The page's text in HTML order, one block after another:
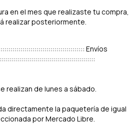
en el mes que realizaste tu compra,
realizar posteriormente.
Envíos
realizan de lunes a sábado.
directamente la paquetería de igual
por Mercado Libre.